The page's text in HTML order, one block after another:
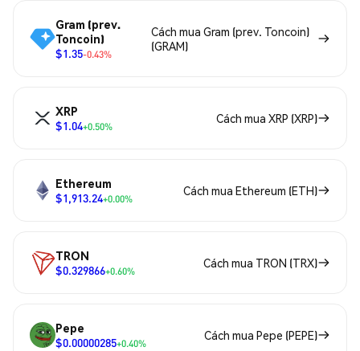
Gram (prev.
Toncoin)
$1.35-0.43%
Cách mua Gram (prev. Toncoin)
(GRAM)
XRP
$1.04+0.50%
Cách mua XRP (XRP)
Ethereum
$1,913.24+0.00%
Cách mua Ethereum (ETH)
TRON
$0.329866+0.60%
Cách mua TRON (TRX)
Pepe
$0.00000285+0.40%
Cách mua Pepe (PEPE)